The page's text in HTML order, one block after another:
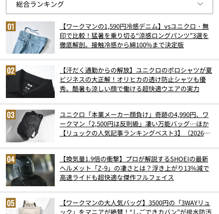
【ワークマンの1,590円冷感デニム】vsユニクロ・無
印で比較！猛暑を乗り切る“涼感ロングパンツ”3選を
徹底解剖。接触冷感から綿100%まで決定版
【汗だく通勤からの解放】ユニクロのポロシャツが夏
ビジネスの大正解！オリヒカの透け防止シャツも優
秀。酷暑も涼しい顔で働ける超快適ウエアの実力
ユニクロ「本業メーカー顔負け」奇跡の4,990円、ワ
ークマン「2,500円は反則級」凄い万能バッグ…ほか
【リュックの人気記事ランキングベスト3】（2026年
【換気量1.9倍の衝撃】プロが解説するSHOEIの最新
ヘルメット「Z-9」の凄さとは？浮き上がり13%減で
高速ライドも超快適な傑作フルフェイス
【ワークマンの大人気バッグ】3500円の「3WAYリュ
ック」をマニアが絶賛！“しごできカバン”が撥水防汚